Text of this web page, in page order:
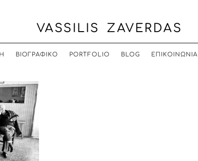
VASSILIS ZAVERDAS
ΒΙΟΓΡΑΦΙΚΟ PORTFOLIO BLOG ΕΠΙΚΟΙΝΩΝΙΑ